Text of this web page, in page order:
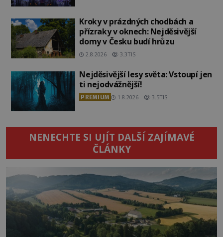
Kroky v prázdných chodbách a
přízraky v oknech: Nejděsivější
domy v Česku budí hrůzu
2.8.2026 3.3TIS
Nejděsivější lesy světa: Vstoupí jen
ti nejodvážnější!
PREMIUM 1.8.2026 3.5TIS
NENECHTE SI UJÍT DALŠÍ ZAJÍMAVÉ
ČLÁNKY